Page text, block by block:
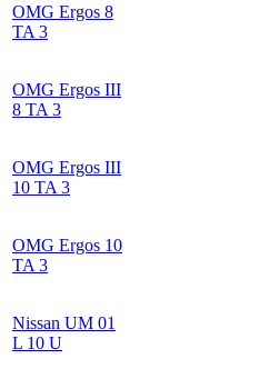
OMG Ergos 8
TA 3
OMG Ergos III
8 TA 3
OMG Ergos III
10 TA 3
OMG Ergos 10
TA 3
Nissan UM 01
L 10 U